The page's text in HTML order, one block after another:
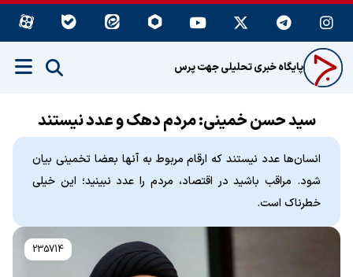
پایگاه خبری تحلیلی جهت پرس
سید حسن خمینی: مردم دهک و عدد نیستند
انسان‌ها عدد نیستند که ارقام مربوط به آنها بعضا تخمینی بیان
شود. مراقب باشید در اقتصاد، مردم را عدد نبینید؛ این خیلی
خطرناک است.
235714